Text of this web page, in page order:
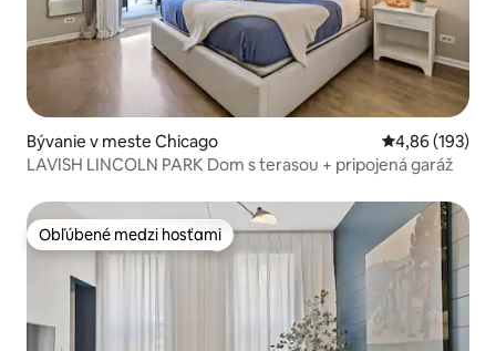
Bývanie v meste Chicago Priemerné
4,86 (193)
LAVISH LINCOLN PARK Dom s terasou + pripojená garáž
Obľúbené medzi hosťami
Obľúbené medzi hosťami